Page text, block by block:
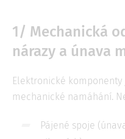
1/ Mechanická
nárazy a únava
Elektronické
mechanické namáhání.
Pájené spoje